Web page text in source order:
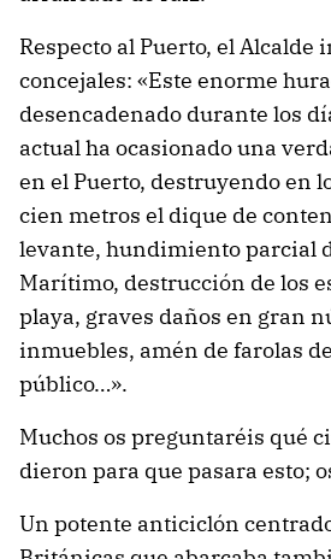
Respecto al Puerto, el Alcalde
concejales: «Este enorme
desencadenado durante los
actual ha ocasionado una
en el Puerto, destruyendo en
cien metros el dique de
levante, hundimiento parcial
Marítimo, destrucción de los
playa, graves daños en gran
inmuebles, amén de farolas
público…».
Muchos os preguntaréis qué
dieron para que pasara esto;
Un potente anticiclón